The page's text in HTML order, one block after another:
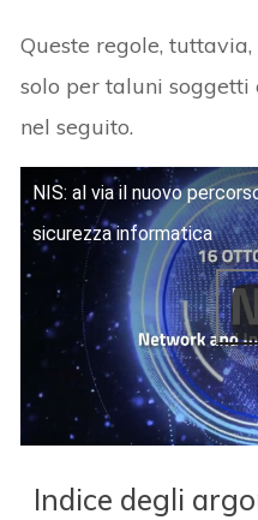
Queste regole,
solo per taluni
nel seguito.
NIS: al via il nuovo
sicurezza informatica
Indice degli